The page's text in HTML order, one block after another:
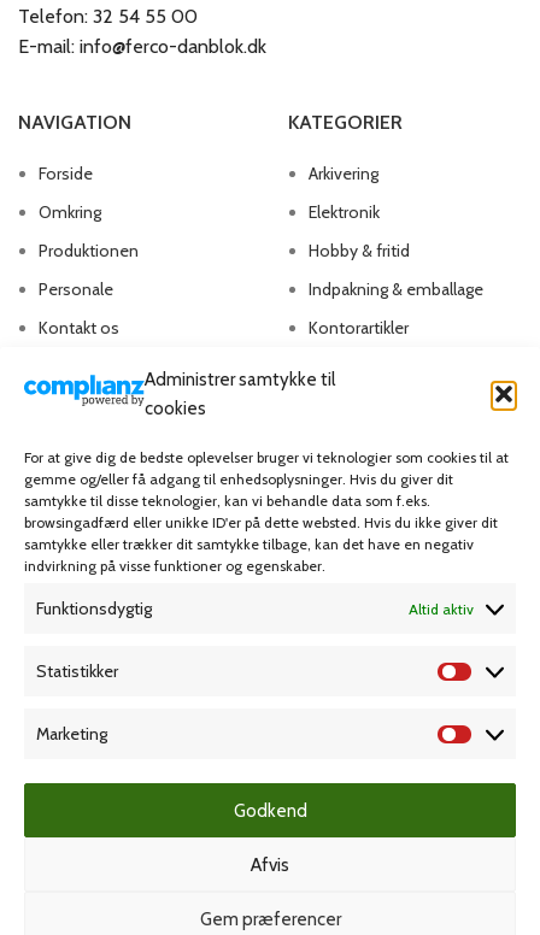
Administrer samtykke til
cookies
For at give dig de bedste oplevelser bruger vi teknologier som cookies til at
gemme og/eller få adgang til enhedsoplysninger. Hvis du giver dit
samtykke til disse teknologier, kan vi behandle data som f.eks.
browsingadfærd eller unikke ID'er på dette websted. Hvis du ikke giver dit
samtykke eller trækker dit samtykke tilbage, kan det have en negativ
indvirkning på visse funktioner og egenskaber.
Funktionsdygtig Altid aktiv
Statistikker
Marketing
Godkend
Afvis
Gem præferencer
Telefon: 32 54 55 00
E-mail: info@ferco-danblok.dk
NAVIGATION
Forside
Omkring
Produktionen
Personale
Kontakt os
KATEGORIER
Arkivering
Elektronik
Hobby & fritid
Indpakning & emballage
Kontorartikler
Papirvarer
MIN KONTO
Kontoinformationer
Ordrer
Favoritliste
KUNDESERVICE
Handelsbetingelser
Privatlivspolitik
Cookie Politik (EU)
Grafisk forlag